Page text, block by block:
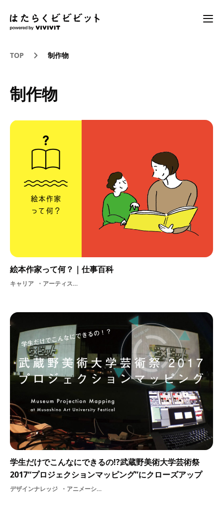
TOP 制作物
制作物
絵本作家って何？｜仕事百科
キャリア アーティスト制作物絵絵本絵柄美術アート絵本作家2D
学生だけでこんなにできるの!?武蔵野美術大学芸術祭
2017“プロジェクションマッピング”にクローズアップ
デザインナレッジ アニメーション映像プログラミングプロジェクションマッピング2017モデリング企画2D制作物3D学生adobe学生団体Afterefect美大CG美術cinema4Dアーティスト